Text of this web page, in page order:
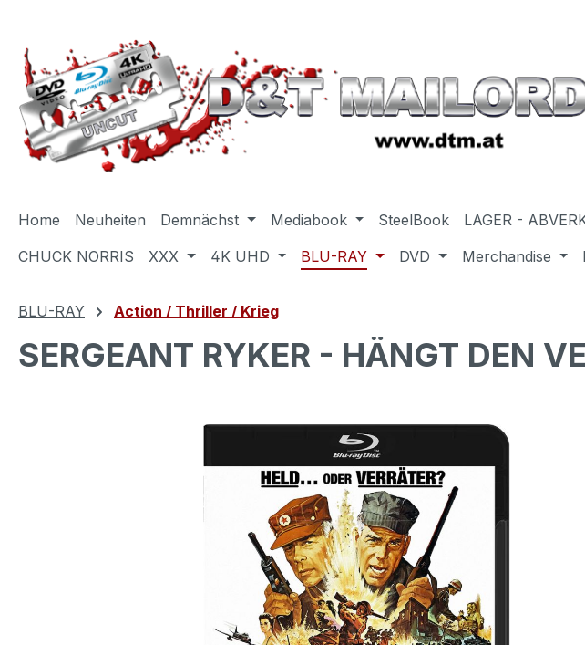
Home Neuheiten Demnächst Mediabook SteelBook LAGER -
CHUCK NORRIS
XXX 4K UHD BLU-RAY DVD Merchandise
BLU-RAY Action / Thriller / Krieg
SERGEANT RYKER - HÄNGT DEN